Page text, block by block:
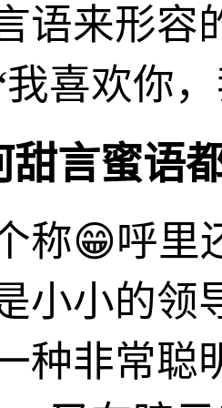
语来形容
喜欢你
甜言蜜语
称😁呼里
小小的领
种非常聪